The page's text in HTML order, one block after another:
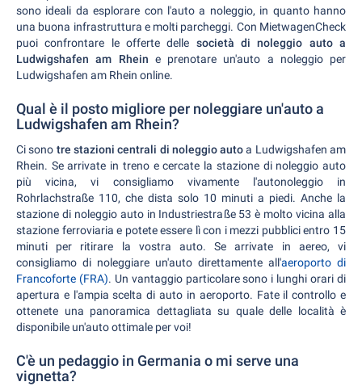
sono ideali da esplorare con l'auto a noleggio, in quanto hanno
una buona infrastruttura e molti parcheggi. Con MietwagenCheck
puoi confrontare le offerte delle società di noleggio auto a
Ludwigshafen am Rhein e prenotare un'auto a noleggio per
Ludwigshafen am Rhein online.
Qual è il posto migliore per noleggiare un'auto a
Ludwigshafen am Rhein?
Ci sono tre stazioni centrali di noleggio autoa Ludwigshafen am
Rhein. Se arrivate in treno e cercate la stazione di noleggio auto
più vicina, vi consigliamo vivamente l'autonoleggio in
Rohrlachstraße 110, che dista solo 10 minuti a piedi. Anche la
stazione di noleggio auto in Industriestraße 53 è molto vicina alla
stazione ferroviaria e potete essere lì con i mezzi pubblici entro 15
minuti per ritirare la vostra auto. Se arrivate in aereo, vi
consigliamo di noleggiare un'auto direttamente all'aeroporto di
Francoforte (FRA). Un vantaggio particolare sono i lunghi orari di
apertura e l'ampia scelta di auto in aeroporto. Fate il controllo e
ottenete una panoramica dettagliata su quale delle località è
disponibile un'auto ottimale per voi!
C'è un pedaggio in Germania o mi serve una
vignetta?